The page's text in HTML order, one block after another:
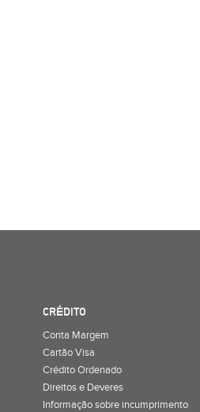
CRÉDITO
Conta Margem
Cartão Visa
Crédito Ordenado
Direitos e Deveres
Informação sobre incumprimento